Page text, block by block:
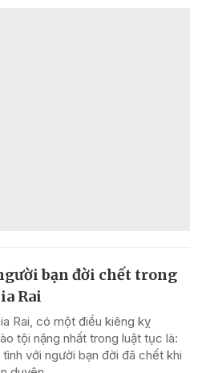
bạn đời chết trong
Rai
Rai, có một điều kiêng kỵ
tội nặng nhất trong luật tục là:
với người bạn đời đã chết khi